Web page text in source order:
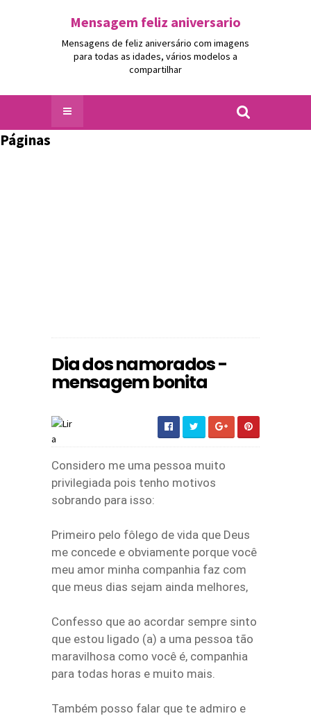
Mensagem feliz aniversario
Mensagens de feliz aniversário com imagens
para todas as idades, vários modelos a
compartilhar
Páginas
Dia dos namorados -
mensagem bonita
Considero me uma pessoa muito
privilegiada pois tenho motivos
sobrando para isso:
Primeiro pelo fôlego de vida que Deus
me concede e obviamente porque você
meu amor minha companhia faz com
que meus dias sejam ainda melhores,
Confesso que ao acordar sempre sinto
que estou ligado (a) a uma pessoa tão
maravilhosa como você é, companhia
para todas horas e muito mais.
Também posso falar que te admiro e